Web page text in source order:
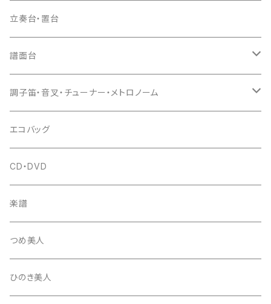
爪駒入
猫足入
爪ばさみ
箏柱
柱入
平柱入
三角柱入
琴台
13絃用琴台（低）
13絃用琴台（高）
桐柱箱
消音フェルト
根緒
糸
(丸三) 寿糸
はつね糸
駒
地唄駒
長唄駒
糸駒入
爪駒入
撥入
一丁撥入
三角撥入（ファスナー式）
撥
長唄・民謡撥
撥さや
手拍子（チャンチャン）
当り鉦
シュモク（当り鉦バチ）
箏（本体）
三味線（本体）
立奏台・置台
譜面台
座奏用譜面台
立奏用譜面台
調子笛・音叉・チューナー・メトロノーム
調子笛・音叉
チューナー・メトロノーム
エコバッグ
CD・DVD
楽譜
つめ美人
ひのき美人